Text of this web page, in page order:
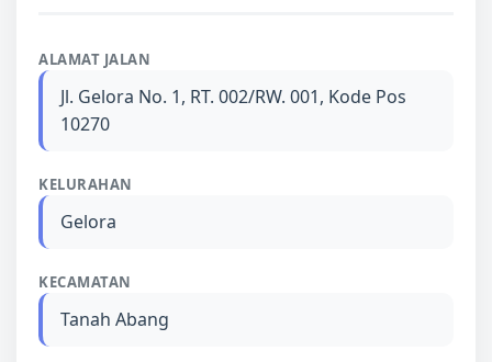
ALAMAT JALAN
Jl. Gelora No. 1, RT. 002/RW. 001, Kode Pos
10270
KELURAHAN
Gelora
KECAMATAN
Tanah Abang